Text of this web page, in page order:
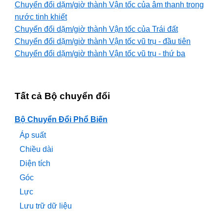
Chuyển đổi dặm/giờ thành Vận tốc của âm thanh trong
nước tinh khiết
Chuyển đổi dặm/giờ thành Vận tốc của Trái đất
Chuyển đổi dặm/giờ thành Vận tốc vũ trụ - đầu tiên
Chuyển đổi dặm/giờ thành Vận tốc vũ trụ - thứ ba
Tất cả Bộ chuyển đổi
Bộ Chuyển Đổi Phổ Biến
Áp suất
Chiều dài
Diện tích
Góc
Lực
Lưu trữ dữ liệu